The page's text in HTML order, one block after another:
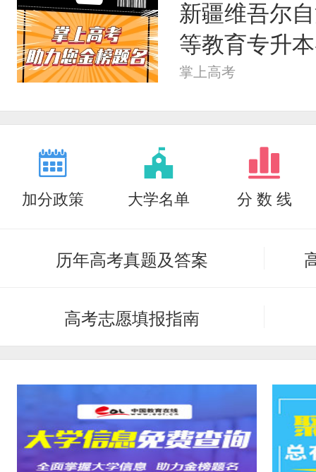
新疆维吾尔
等教育专升
掌上高考
加分政策 大学名单 分 数 线
历年高考真题及答案
高考志愿填报指南